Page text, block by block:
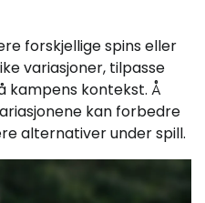
forskjellige spins eller
variasjoner, tilpasse
kontekst. Å
kan forbedre
alternativer under spill.